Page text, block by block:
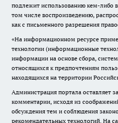
подлежит использованию кем-либо
том числе воспроизведению,
как с письменного разрешения
«На информационном ресурсе
технологии (информационные
информации на основе сбора,
относящихся к предпочтениям
находящихся на территории
Администрация портала оставляет
комментарии, исходя из
обсуждения тем и соблюдения
рекомендательных технологий. На